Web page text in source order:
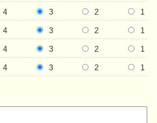
4 3 2 1
4 3 2 1
4 3 2 1
4 3 2 1